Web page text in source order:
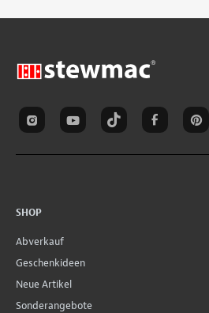
SHOP
Abverkauf
Geschenkideen
Neue Artikel
Sonderangebote